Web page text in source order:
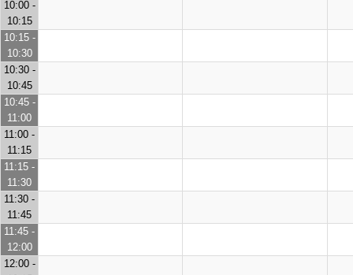
10:00 -
10:15
10:15 -
10:30
10:30 -
10:45
10:45 -
11:00
11:00 -
11:15
11:15 -
11:30
11:30 -
11:45
11:45 -
12:00
12:00 -